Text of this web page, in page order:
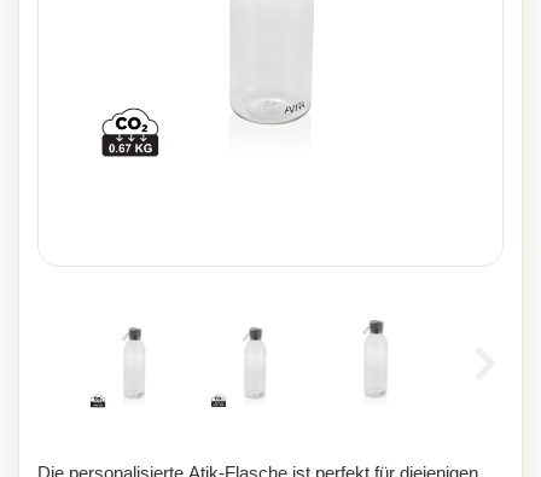
Die personalisierte Atik-Flasche ist perfekt für diejenigen,